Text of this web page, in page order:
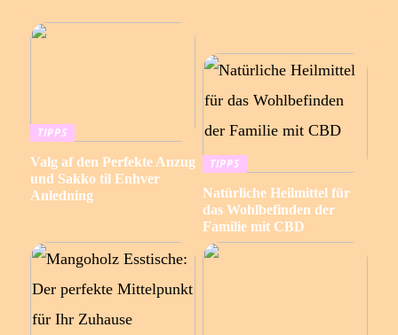
TIPPS
Valg af den Perfekte Anzug
und Sakko til Enhver
Anledning
TIPPS
Natürliche Heilmittel für
das Wohlbefinden der
Familie mit CBD